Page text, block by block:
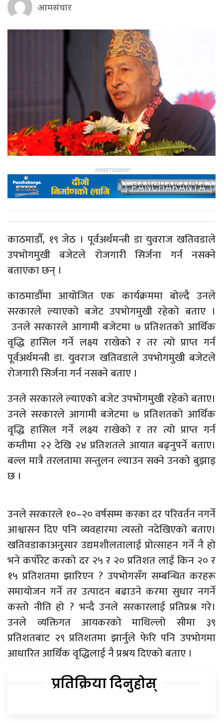
आमसंचार
काठमाडौँ, १९ जेठ । पूर्वअर्थमन्त्री डा युवराज खतिवडाले
उपभोगमुखी बजेटले रोजगारी सिर्जना गर्न नसक्ने
बताएका छन् ।
काठमाडौँमा आयोजित एक कार्यक्रममा बोल्दै उनले
सरकारले ल्याएको बजेट उपभोगमुखी रहेको बताए ।
उनले सरकारले आगामी बजेटमा ७ प्रतिशतको आर्थिक
वृद्धि हासिल गर्ने लक्ष्य राखेको र तर त्यो प्राप्त गर्न
पूर्वअर्थमन्त्री डा. युवराज खतिवडाले उपभोगमुखी बजेटले
रोजगारी सिर्जना गर्न नसक्ने बताए ।
उनले सरकारले ल्याएको बजेट उपभोगमुखी रहेको बताए।
उनले सरकारले आगामी बजेटमा ७ प्रतिशतको आर्थिक
वृद्धि हासिल गर्ने लक्ष्य राखेको र तर त्यो प्राप्त गर्न
कम्तीमा २२ देखि २४ प्रतिशतले आयात बढ्नुपर्ने बताए।
बल्ल मात्रै तरलतामा सन्तुलन ल्याउन सक्ने उनको बुझाइ
छ ।
उनले सरकारले १०–२० वर्षसम्म करका दर परिवर्तन नगर्ने
आश्वासन दिए पनि व्यवहारमा त्यस्तो नदेखिएको बताए।
खतिवडाकाअनुसार उद्यमशीलतालाई प्रोत्साहन गर्ने नै हो
भने कर्पोरेट करको दर २५ र २० प्रतिशत लाई किन २० र
१५ प्रतिशतमा झारिएन ? उपभोगसँग सम्बन्धित करहरू
समायोजन गर्ने तर उत्पादन बढाउने करमा सुधार नगर्ने
कस्तो नीति हो ? भन्दै उनले सरकारलाई प्रतिप्रश्न गरे।
उनले व्यक्तिगत आयकरको माथिल्लो सीमा ३९
प्रतिशतबाट २९ प्रतिशतमा झार्नुले फेरि पनि उपभोगमा
आधारित आर्थिक वृद्धिलाई नै प्रश्रय दिएको बताए ।
प्रतिक्रिया दिनुहोस्